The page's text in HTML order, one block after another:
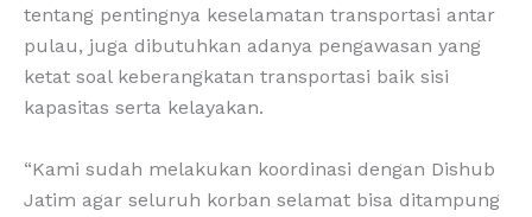
tentang pentingnya keselamatan transportasi antar
pulau, juga dibutuhkan adanya pengawasan yang
ketat soal keberangkatan transportasi baik sisi
kapasitas serta kelayakan.
“Kami sudah melakukan koordinasi dengan Dishub
Jatim agar seluruh korban selamat bisa ditampung